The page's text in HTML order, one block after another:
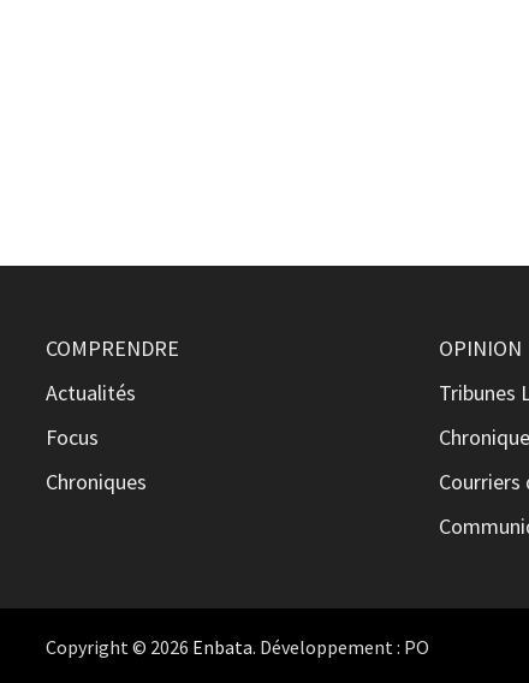
COMPRENDRE
Actualités
Focus
Chroniques
OPINION
Tribunes
Courriers
Copyright © 2026 Enbata. Développement : PO